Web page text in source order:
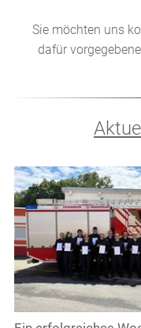
Sie möchten uns
dafür